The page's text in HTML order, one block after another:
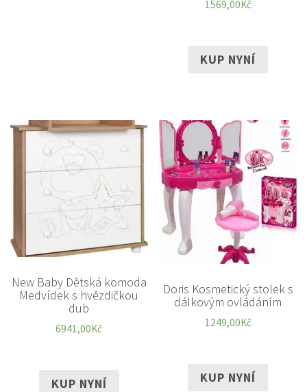
1569,00Kč
KUP NYNÍ
New Baby Dětská komoda
Medvídek s hvězdičkou
dub
6941,00Kč
KUP NYNÍ
Doris Kosmetický stolek s
dálkovým ovládáním
1249,00Kč
KUP NYNÍ